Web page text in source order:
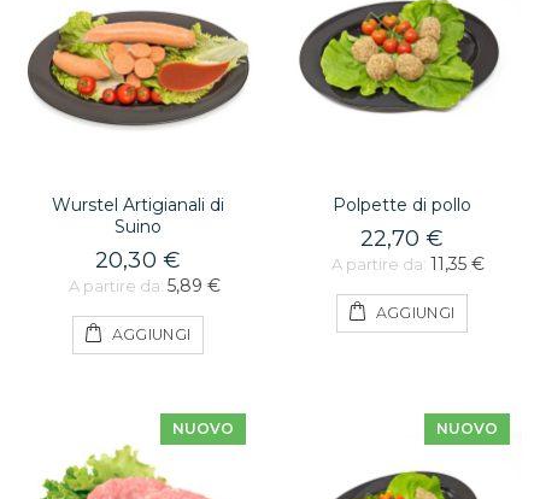
Wurstel Artigianali di
Suino
20,30 €
A partire da: 5,89 €
AGGIUNGI
Polpette di pollo
22,70 €
A partire da: 11,35 €
AGGIUNGI
NUOVO NUOVO